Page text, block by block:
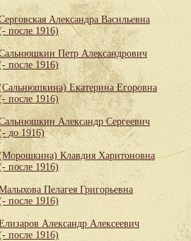
Александра Васильевна
после 1916)
Петр Александрович
после 1916)
Екатерина Егоровна
после 1916)
Александр Сергеевич
до 1916)
Клавдия Харитоновна
после 1916)
Пелагея Григорьевна
после 1916)
Александр Алексеевич
после 1916)